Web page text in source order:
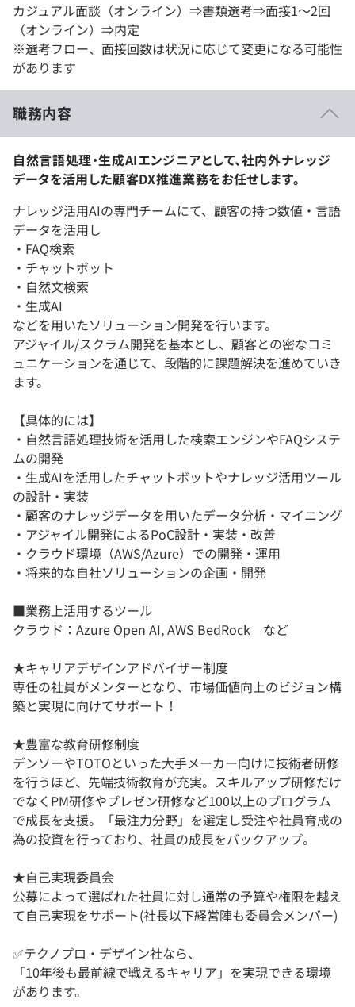
カジュアル面談（オンライン）⇒書類選考⇒面接1～2回
（オンライン）⇒内定
※選考フロー、面接回数は状況に応じて変更になる可能性
があります
職務内容
自然言語処理・生成AIエンジニアとして、社内外ナレッジ
データを活用した顧客DX推進業務をお任せします。
ナレッジ活用AIの専門チームにて、顧客の持つ数値・言語
データを活用し
・FAQ検索
・チャットボット
・自然文検索
・生成AI
などを用いたソリューション開発を行います。
アジャイル/スクラム開発を基本とし、顧客との密なコミ
ュニケーションを通じて、段階的に課題解決を進めていき
ます。
【具体的には】
・自然言語処理技術を活用した検索エンジンやFAQシステ
ムの開発
・生成AIを活用したチャットボットやナレッジ活用ツール
の設計・実装
・顧客のナレッジデータを用いたデータ分析・マイニング
・アジャイル開発によるPoC設計・実装・改善
・クラウド環境（AWS/Azure）での開発・運用
・将来的な自社ソリューションの企画・開発
■業務上活用するツール
クラウド：Azure Open AI, AWS BedRock など
★キャリアデザインアドバイザー制度
専任の社員がメンターとなり、市場価値向上のビジョン構
築と実現に向けてサポート！
★豊富な教育研修制度
デンソーやTOTOといった大手メーカー向けに技術者研修
を行うほど、先端技術教育が充実。スキルアップ研修だけ
でなくPM研修やプレゼン研修など100以上のプログラム
で成長を支援。「最注力分野」を選定し受注や社員育成の
為の投資を行っており、社員の成長をバックアップ。
★自己実現委員会
公募によって選ばれた社員に対し通常の予算や権限を越え
て自己実現をサポート(社長以下経営陣も委員会メンバー)
✅テクノプロ・デザイン社なら、
「10年後も最前線で戦えるキャリア」を実現できる環境
があります。